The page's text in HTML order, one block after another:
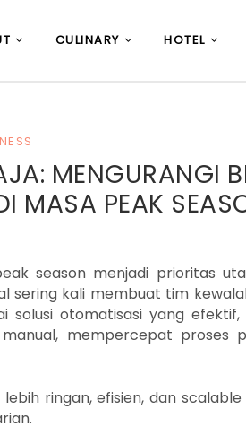
CULINARY HOTEL
MENGURANGI
MASA PEAK
season menjadi prioritas
sering kali membuat tim
solusi otomatisasi yang efektif,
mempercepat proses
ringan, efisien, dan